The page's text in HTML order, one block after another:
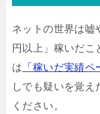
ネットの世界は嘘
円以上」稼いだ
は 「稼いだ実績ペ
しでも疑いを覚え
ください。